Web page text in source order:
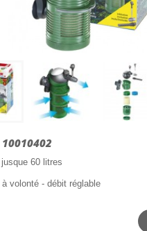
10010402
60 litres
volonté - débit réglable